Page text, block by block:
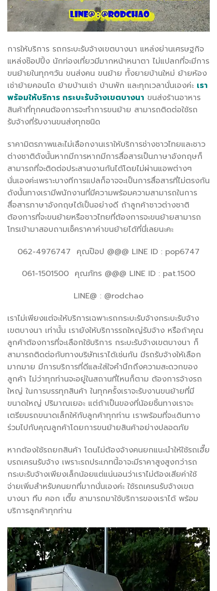
การให้บริการ รถกระบะรับจ้างเขตบางนา แหล่งย่านเศรษฐกิจ
แหล่งช๊อปปิ้ง นักท่องเที่ยวมีมากหน้าหนาตา ไม่แปลกที่จะมีการ
ขนย้ายในทุกๆวัน ขนส่งคน ขนย้าย ทั้งยายบ้านใหม่ ย้ายห้อง
เช่าย้ายคอนโด ย้ายบ้านเช่า บ้านพัก และทุกเวลานั่นเองค่ะ เรา
พร้อมให้บริการ กระบะรับจ้างเขตบางนา ขนส่งร้านอาหาร
สินค้าที่ทุกคนต้องการจะทำการขนย้าย สามารถติดต่อใช้รถ
รับจ้างที่รับงานขนส่งทุกชนิด
ราคามิตรภาพและไม่เลือกงานเราให้บริการช่างชาวไทยและชาว
ต่างชาติดังนั้นหากมีการหากมีการสื่อสารเป็นภาษาอังกฤษก็
สามารถที่จะติดต่อประสานงานกันได้โดยไม่ผ่านแอพต่างๆ
นั่นเองค่ะเพราะบางทีการแปลก็อาจจะเป็นการสื่อสารที่ไม่ตรงกัน
ดังนั้นทางเรามีพนักงานที่มีความพร้อมความสามารถในการ
สื่อสารภาษาอังกฤษได้เป็นอย่างดี ถ้าลูกค้าชาวต่างชาติ
ต้องการที่จะขนย้ายหรือชาวไทยที่ต้องการจะขนย้ายสามารถ
โทรเข้ามาสอบถามเช็คราคาค่าขนย้ายได้ที่นี่เลยนะคะ
062-4976747 คุณป๊อป @@@ LINE ID : pop6747
061-1501500 คุณภัทร @@@ LINE ID : pat.1500
LINE@ : @rodchao
เราไม่เพียงแต่จะให้บริการเฉพาะรถกระบะรับจ้างกระบะรับจ้าง
เขตบางนา เท่านั้น เรายังให้บริการรถใหญ่รับจ้าง หรือถ้าคุณ
ลูกค้าต้องการที่จะเลือกใช้บริการ กระบะรับจ้างเขตบางนา ก็
สามารถติดต่อกับทางบริษัทเราได้เช่นกัน มีรถรับจ้างให้เลือก
มากมาย มีการบริการที่ดีและใส่ใจคำนึกถึงความสะดวกของ
ลูกค้า ไม่ว่าทุกท่านจะอยู่ในสถานที่ไหนก็ตาม ต้องการจ้างรถ
ใหญ่ ในการบรรทุกสินค้า ในทุกครั้งเราจะรับงานขนย้ายที่มี
ขนาดใหญ่ ปริมาณเยอะ แต่ถ้าเป็นของที่น้อยชิ้นทางเราจะ
เตรียมรถขนาดเล็กให้กับลูกค้าทุกท่าน เราพร้อมที่จะเดินทาง
ร่วมไปกับคุณลูกค้าโดยการขนย้ายสินค้าอย่างปลอดภัย
หากต้องใช้รถยกสินค้า โดนไม่ต้องจ้างคนยกแนะนำให้ใช้รถเฮี๊ย
บรถเครนรับจ้าง เพราะรถประเภทนี้อาจะมีราคาสูงสูงกว่ารถ
กระบะรับจ้างเพียงเล็กน้อยแต่แน่นอนว่าเราไม่ต้องเสียค่าใช้
จ่ายเพิ่มสำหรับคนยกที่มากนั่นเองค่ะ ใช้รถเครนรับจ้างเขต
บางนา ทึบ คอก เตี๊ย สามารถมาใช้บริการของเราได้ พร้อม
บริการลูกค้าทุกท่าน